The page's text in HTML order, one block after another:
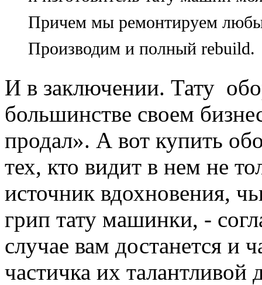
Причем мы ремонтируем
Производим и полный rebuild.
И в заключении. Тату
большинстве своем
продал». А вот купить
тех, кто видит в нем не
источник вдохновения,
грип тату машинки, -
случае вам достанется и
частичка их